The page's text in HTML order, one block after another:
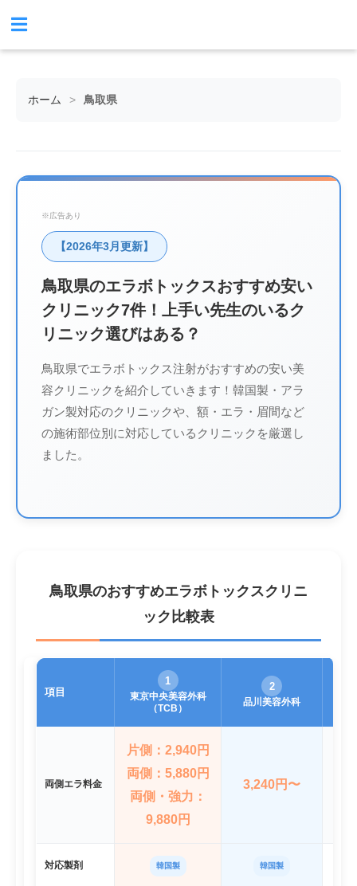
ホーム > 鳥取県
※広告あり
【2026年3月更新】
鳥取県のエラボトックスおすすめ安い
クリニック7件！上手い先生のいるク
リニック選びはある？
鳥取県でエラボトックス注射がおすすめの安い美
容クリニックを紹介していきます！韓国製・アラ
ガン製対応のクリニックや、額・エラ・眉間など
の施術部位別に対応しているクリニックを厳選し
ました。
鳥取県のおすすめエラボトックスクリニ
ック比較表
項目
1
東京中央美容外科
（TCB）
2
品川美容外科
両側エラ料金
片側：2,940円
両側：5,880円
両側・強力：
9,880円
3,240円〜
対応製剤 韓国製 韓国製